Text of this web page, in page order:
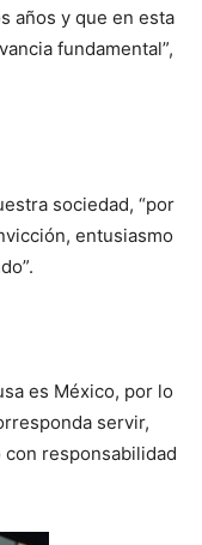
años y que en esta
fundamental”,
sociedad, “por
entusiasmo
es México, por lo
servir,
responsabilidad